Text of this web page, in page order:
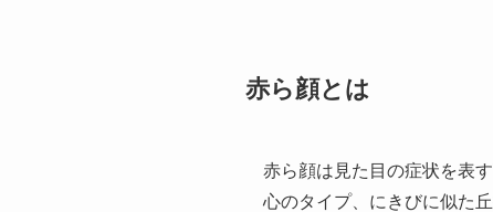
赤ら顔とは
赤ら顔は見た目の症状を表
心のタイプ、にきびに似た